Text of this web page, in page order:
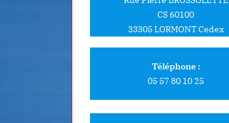
CS 60100
33305 LORMONT Cedex
Téléphone :
05 57 80 10 25